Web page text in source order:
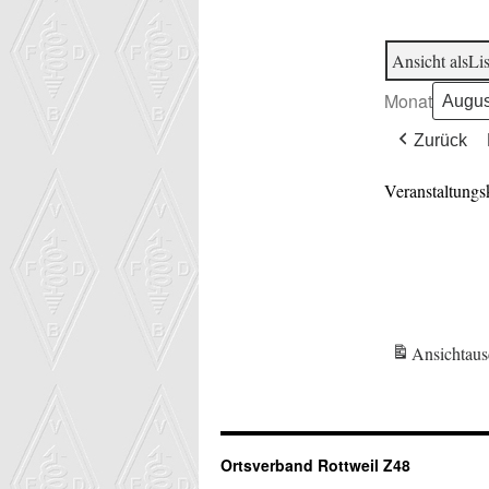
Ansicht als
Monat
Zurück
Ansicht
Ortsverband Rottweil Z48